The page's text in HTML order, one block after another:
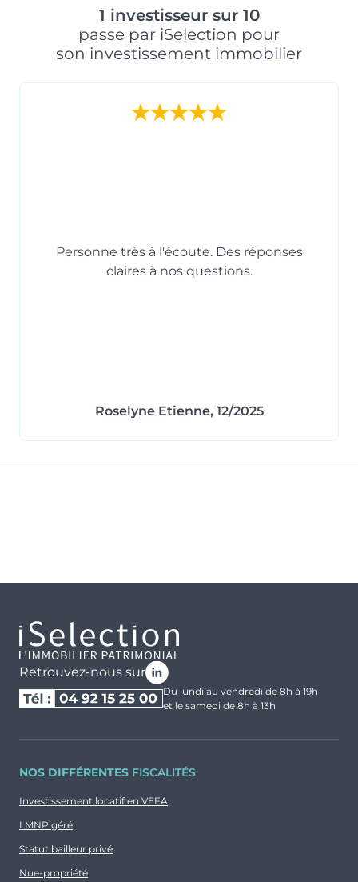
1 investisseur sur 10
passe par iSelection pour
son investissement immobilier
Personne très à l'écoute. Des réponses
claires à nos questions.
Roselyne Etienne, 12/2025
Retrouvez-nous sur
Du lundi au vendredi de 8h à 19h
et le samedi de 8h à 13h
NOS DIFFÉRENTES FISCALITÉS
Investissement locatif en VEFA
LMNP géré
Statut bailleur privé
Nue-propriété